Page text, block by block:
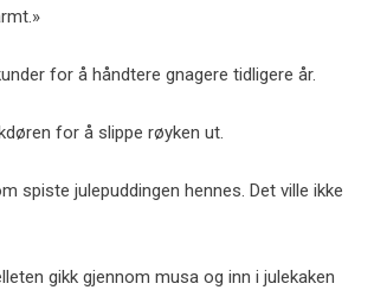
for å håndtere gnagere tidligere år.
for å slippe røyken ut.
spiste julepuddingen hennes. Det ville ikke
gikk gjennom musa og inn i julekaken